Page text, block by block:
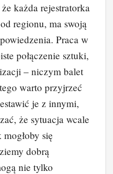
każda rejestratorka
regionu, ma swoją
Praca w
połączenie sztuki,
– niczym balet
warto przyjrzeć
je z innymi,
że sytuacja wcale
się
dobrą
nie tylko